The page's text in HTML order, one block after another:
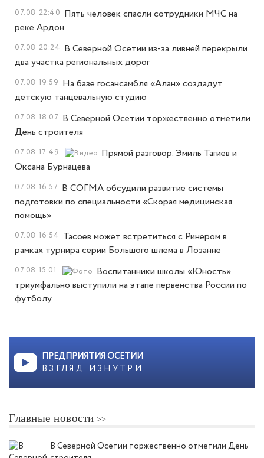
07.08 22:40 Пять человек спасли сотрудники МЧС на
реке Ардон
07.08 20:24 В Северной Осетии из-за ливней перекрыли
два участка региональных дорог
07.08 19:59 На базе госансамбля «Алан» создадут
детскую танцевальную студию
07.08 18:07 В Северной Осетии торжественно отметили
День строителя
07.08 17:49
Прямой разговор. Эмиль Тагиев и
Оксана Бурнацева
07.08 16:57 В СОГМА обсудили развитие системы
подготовки по специальности «Скорая медицинская
помощь»
07.08 16:54 Тасоев может встретиться с Ринером в
рамках турнира серии Большого шлема в Лозанне
07.08 15:01
Воспитанники школы «Юность»
триумфально выступили на этапе первенства России по
футболу
ПРЕДПРИЯТИЯ ОСЕТИИ
ВЗГЛЯД ИЗНУТРИ
Главные новости
В Северной Осетии торжественно отметили День